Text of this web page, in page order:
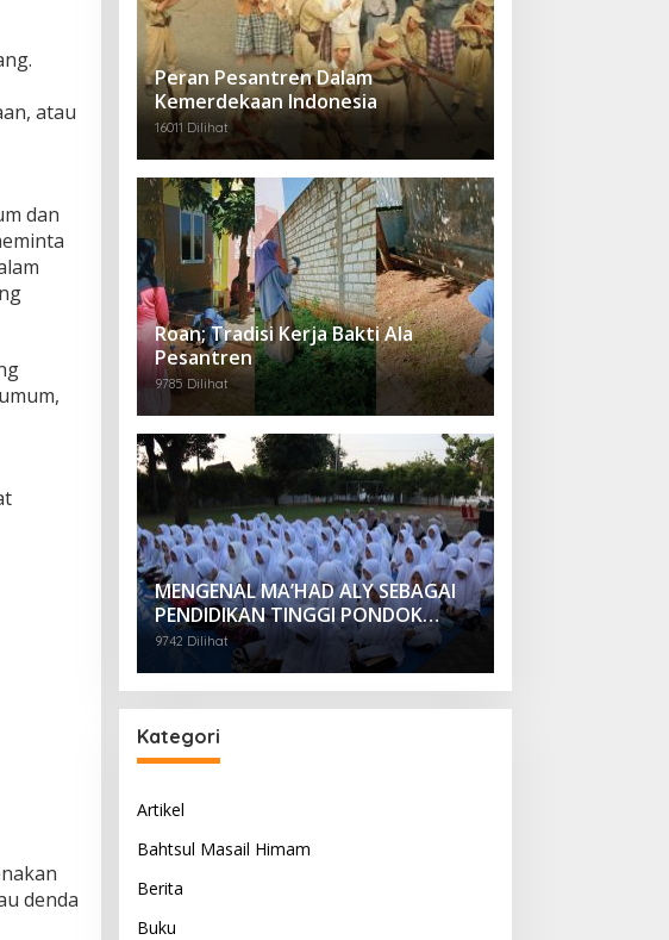
atau
dan
denda
Peran Pesantren Dalam
Kemerdekaan Indonesia
16011 Dilihat
Roan; Tradisi Kerja Bakti Ala
Pesantren
9785 Dilihat
MENGENAL MA’HAD ALY SEBAGAI
PENDIDIKAN TINGGI PONDOK
PESANTREN
9742 Dilihat
Kategori
Artikel
Bahtsul Masail Himam
Berita
Buku